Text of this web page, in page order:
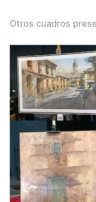
Otros cuadros